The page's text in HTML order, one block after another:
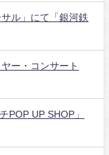
ル」にて「銀河鉄
ー・コンサート
POP UP SHOP」